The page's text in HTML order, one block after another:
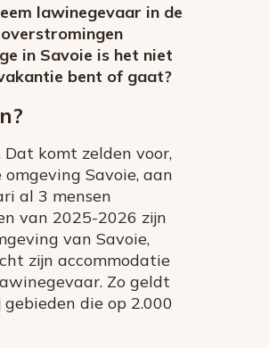
lawinegevaar in de
in Savoie is het niet
bent of gaat?
komt zelden voor,
Savoie, aan
al 3 mensen
van 2025-2026 zijn
van Savoie,
zijn accommodatie
Zo geldt
die op 2.000